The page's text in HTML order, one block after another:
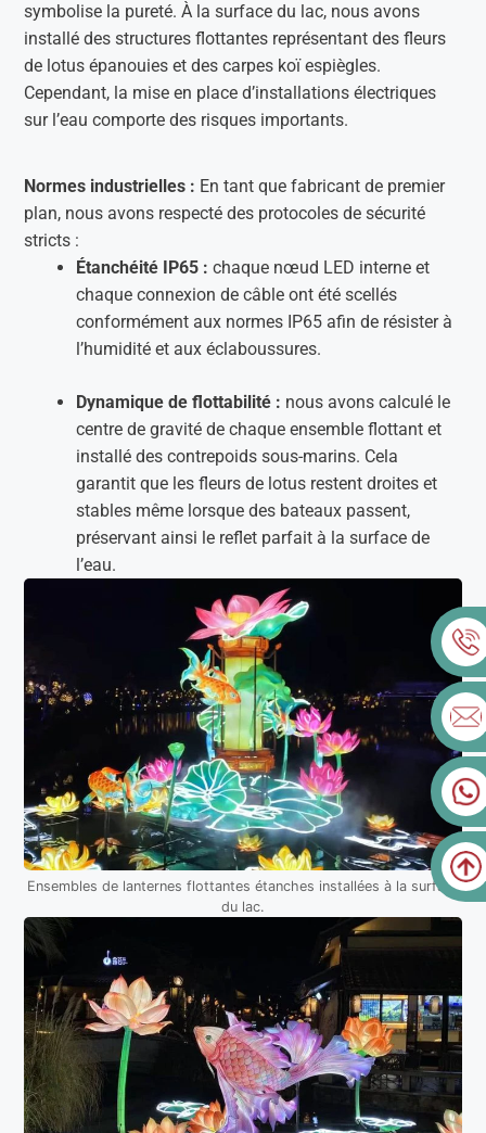
symbolise la pureté. À la surface du lac, nous avons
installé des structures flottantes représentant des fleurs
de lotus épanouies et des carpes koï espiègles.
Cependant, la mise en place d’installations électriques
sur l’eau comporte des risques importants.
Normes industrielles : En tant que fabricant de premier
plan, nous avons respecté des protocoles de sécurité
stricts :
Étanchéité IP65 : chaque nœud LED interne et
chaque connexion de câble ont été scellés
conformément aux normes IP65 afin de résister à
l’humidité et aux éclaboussures.
Dynamique de flottabilité : nous avons calculé le
centre de gravité de chaque ensemble flottant et
installé des contrepoids sous-marins. Cela
garantit que les fleurs de lotus restent droites et
stables même lorsque des bateaux passent,
préservant ainsi le reflet parfait à la surface de
l’eau.
Ensembles de lanternes flottantes étanches installées à la surface
du lac.